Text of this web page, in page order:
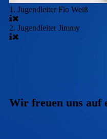
1. Jugendleiter Flo Weiß
2. Jugendleiter Jimmy
Wir freuen uns auf